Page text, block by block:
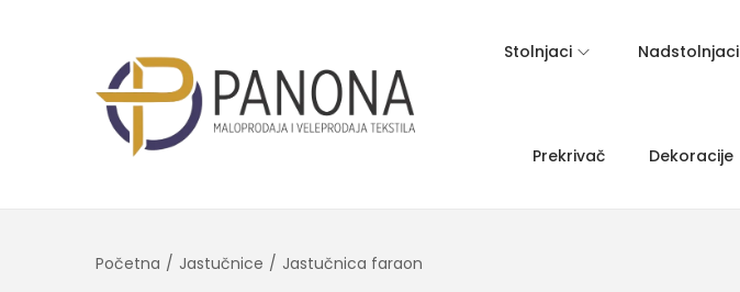
Stolnjaci Nadstolnjaci
Prekrivač Dekoracije
Početna / Jastučnice / Jastučnica faraon